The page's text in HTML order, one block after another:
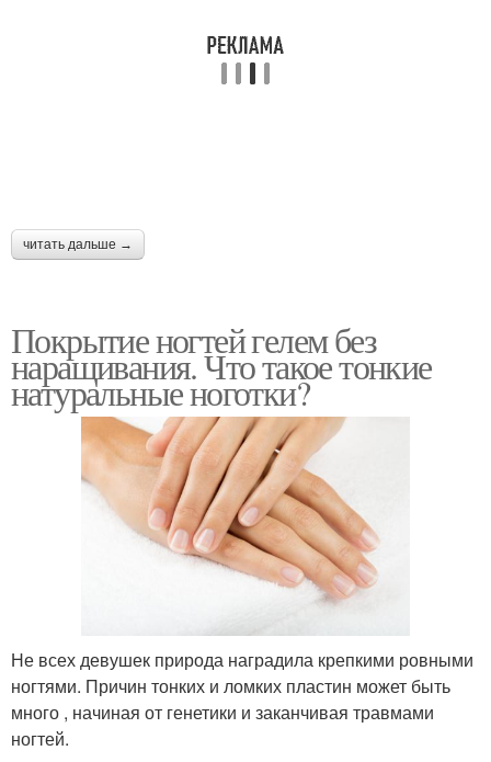
читать дальше →
Покрытие ногтей гелем без
наращивания. Что такое тонкие
натуральные ноготки?
Не всех девушек природа наградила крепкими ровными
ногтями. Причин тонких и ломких пластин может быть
много , начиная от генетики и заканчивая травмами
ногтей.